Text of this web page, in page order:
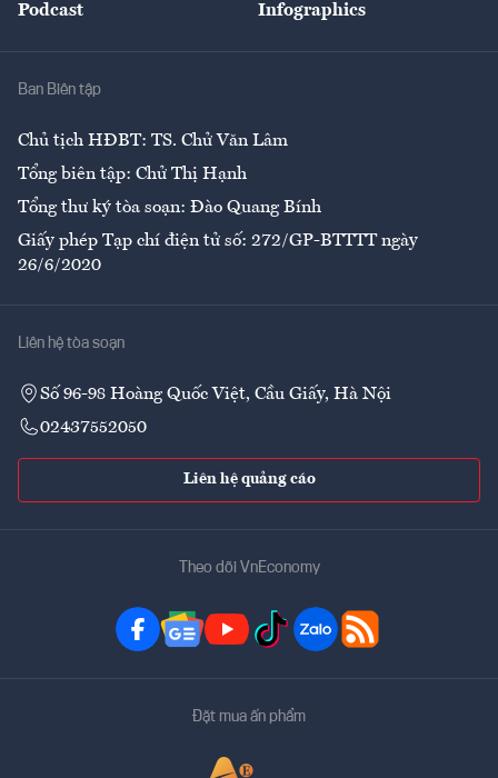
Giải trí
Podcast Infographics
Ban Biên tập
Chủ tịch HĐBT: TS. Chử Văn Lâm
Tổng biên tập: Chử Thị Hạnh
Tổng thư ký tòa soạn: Đào Quang Bính
Giấy phép Tạp chí điện tử số: 272/GP-BTTTT ngày
26/6/2020
Liên hệ tòa soạn
Số 96-98 Hoàng Quốc Việt, Cầu Giấy, Hà Nội
02437552050
Liên hệ quảng cáo
Theo dõi VnEconomy
Đặt mua ấn phẩm